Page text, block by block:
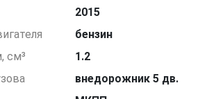
2015
бензин
см³
1.2
внедорожник 5 дв.